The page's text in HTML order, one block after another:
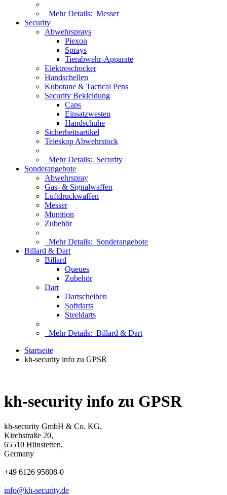
Mehr Details: Messer
Security
Abwehrsprays
Piexon
Sprays
Tierabwehr-Apparate
Elektroschocker
Handschellen
Kubotane & Tactical Pens
Security Bekleidung
Caps
Einsatzwesten
Handschuhe
Sicherheitsartikel
Teleskop Abwehrstock
Mehr Details: Security
Sonderangebote
Abwehrspray
Gas- & Signalwaffen
Luftdruckwaffen
Messer
Munition
Zubehör
Mehr Details: Sonderangebote
Billard & Dart
Billard
Queues
Zubehör
Dart
Dartscheiben
Softdarts
Steeldarts
Mehr Details: Billard & Dart
Startseite
kh-security info zu GPSR
kh-security info zu GPSR
kh-security GmbH & Co. KG,
Kirchstraße 20,
65510 Hünstetten,
Germany
+49 6126 95808-0
info@kh-security.de